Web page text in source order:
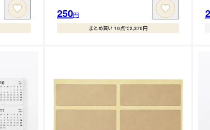
250円
まとめ買い 10点で2,370円